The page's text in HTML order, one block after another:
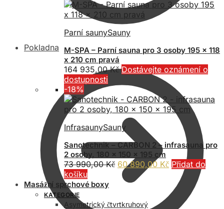
Pokladna
Parní saunySauny
M-SPA – Parní sauna pro 3 osoby 195 x 118
x 210 cm pravá
164 935,00Kč Dostávejte oznámení o
dostupnosti
-18%
InfrasaunySauny
Sanotechnik – CARBON 2 – infrasauna pro
2 osoby, 180 x 150 x 195 cm
73 990,00Kč Původní
cena
byla:
990,00 Kč.
60 890,00 KčAktuální
cena
je:
60
890,00 Kč.
Přidat do
košíku
Masážní sprchové boxy
KATEGORIE
Asymetrický čtvrtkruhový